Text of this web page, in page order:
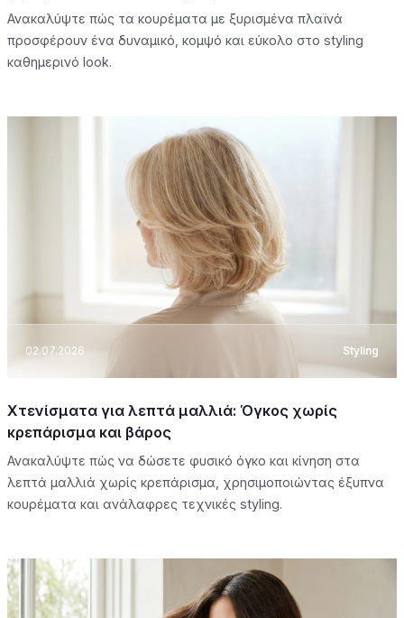
Ανακαλύψτε πώς τα κουρέματα με ξυρισμένα πλαϊνά
προσφέρουν ένα δυναμικό, κομψό και εύκολο στο styling
καθημερινό look.
02.07.2026 Styling
Χτενίσματα για λεπτά μαλλιά: Όγκος χωρίς
κρεπάρισμα και βάρος
Ανακαλύψτε πώς να δώσετε φυσικό όγκο και κίνηση στα
λεπτά μαλλιά χωρίς κρεπάρισμα, χρησιμοποιώντας έξυπνα
κουρέματα και ανάλαφρες τεχνικές styling.